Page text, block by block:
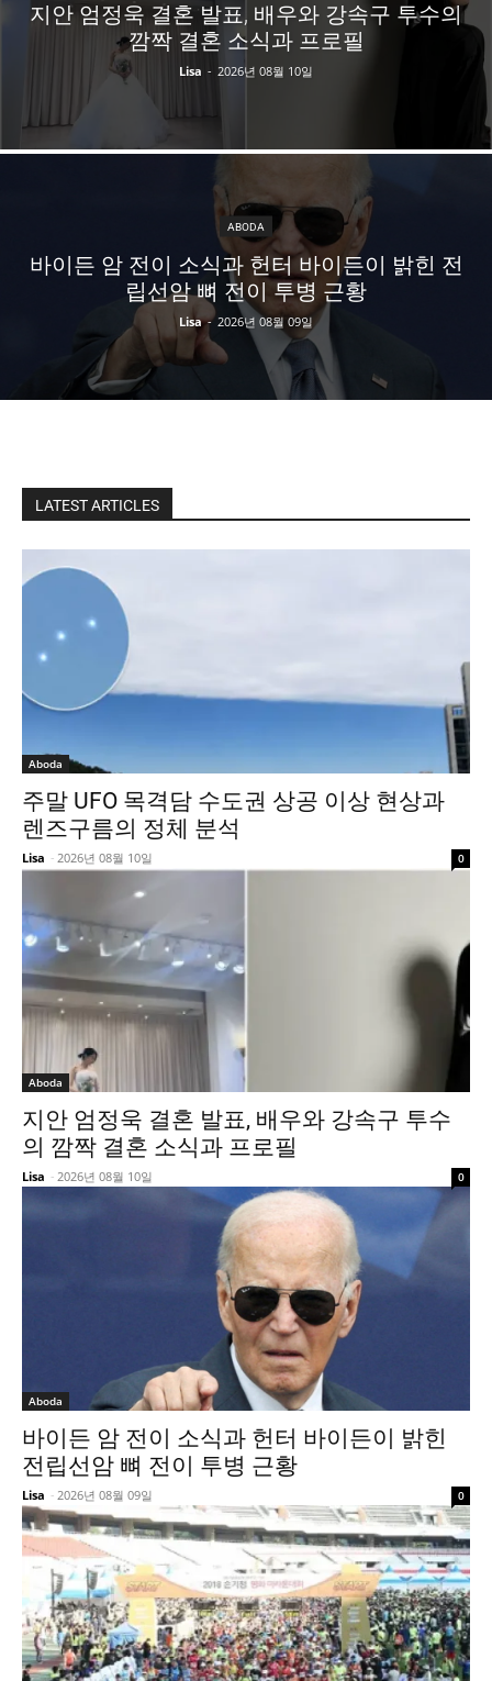
지안 엄정욱 결혼 발표, 배우와 강속구 투수의
깜짝 결혼 소식과 프로필
Lisa - 2026년 08월 10일
ABODA
바이든 암 전이 소식과 헌터 바이든이 밝힌 전
립선암 뼈 전이 투병 근황
Lisa - 2026년 08월 09일
LATEST ARTICLES
Aboda
주말 UFO 목격담 수도권 상공 이상 현상과
렌즈구름의 정체 분석
Lisa - 2026년 08월 10일 0
Aboda
지안 엄정욱 결혼 발표, 배우와 강속구 투수
의 깜짝 결혼 소식과 프로필
Lisa - 2026년 08월 10일 0
Aboda
바이든 암 전이 소식과 헌터 바이든이 밝힌
전립선암 뼈 전이 투병 근황
Lisa - 2026년 08월 09일 0